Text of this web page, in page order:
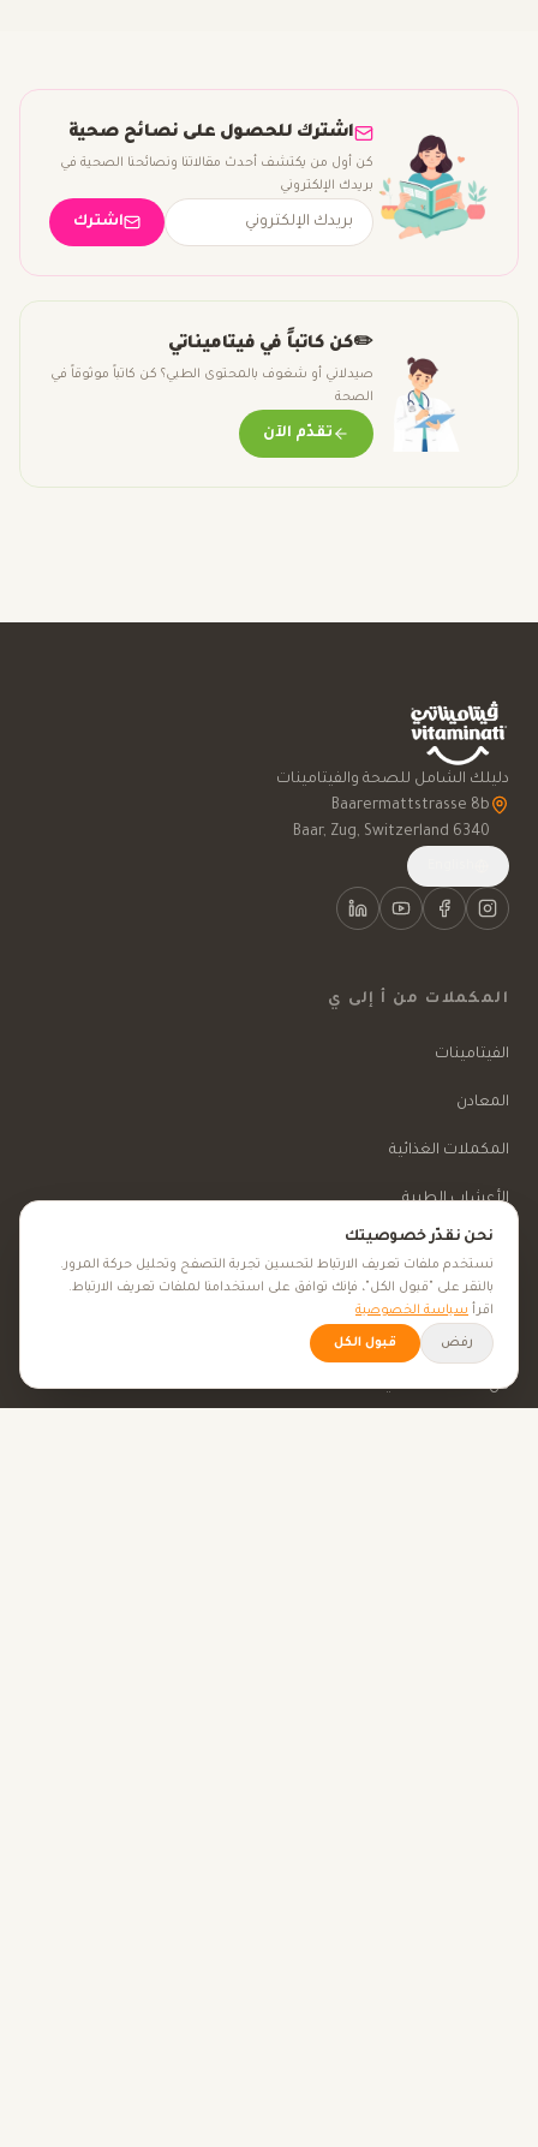
اشترك للحصول على نصائح صحية
كن أول من يكتشف أحدث مقالاتنا ونصائحنا الصحية في
بريدك الإلكتروني
اشترك
✏️كن كاتباً في فيتاميناتي
صيدلاني أو شغوف بالمحتوى الطبي؟ كن كاتباً موثوقاً في
الصحة
تقدّم الآن
دليلك الشامل للصحة والفيتامينات
6340 Baar, Zug, Switzerland
المكملات من أ إلى ي
الفيتامينات
المعادن
المكملات الغذائية
الأعشاب الطبية
الجمال والعناية
الأهداف الصحية
كل الأهداف الصحية
نحن نقدّر خصوصيتك
نستخدم ملفات تعريف الارتباط لتحسين تجربة التصفح وتحليل حركة المرور.
بالنقر على "قبول الكل"، فإنك توافق على استخدامنا لملفات تعريف الارتباط.
اقرأ سياسة الخصوصية
رفض قبول الكل